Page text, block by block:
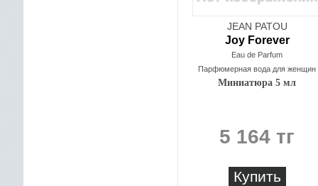
JEAN PATOU
Joy Forever
Eau de Parfum
Парфюмерная вода для женщин
Миниатюра 5 мл
5 164 тг
Купить